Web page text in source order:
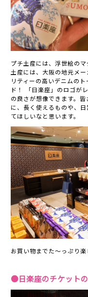
プチ土産には、浮世絵の
土産には、大阪の地元メ
リティーの高いデニムの
ド！ 「日楽座」のロゴが
の良さが想像できます。
に、長く使えるものや、
てほしいなと思います。
お買い物までた～っぷり楽
●日楽座のチケット